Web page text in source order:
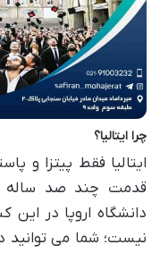
چرا ایتالیا؟
ایتالیا فقط پیتزا و
قدمت چند صد ساله
دانشگاه اروپا در
نیست؛ شما می توانید